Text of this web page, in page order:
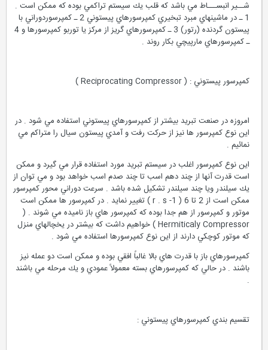
شــير انبســـاط مي باشد كه قلب يك سيستم تراكمي بوده كه ممكن است .
1 ـ در ماشينهاي مبرد تبخيري كمپرسورهاي پيستوني 2 ـ كمپرسوردوراني با
پيستون گردنده (رتور) 3 ـ كمپرسورهاي گريز از مركز يا توربو كمپرسورها و 4
ـ كمپرسورهاي مارپيچي بكار روند .
كمپرسور پيستوني : ( Reciprocating Compressor )
امروزه در صنعت تبريد بيشتر از كمپرسورهاي پيستوني استفاده مي شود . در
اين نوع كمپرسور ها نيز از حركت رفت و آمدي پيستون سيال را متراكم مي
نمائيم .
اين نوع كمپرسور اغلب در سيستم تبريد مورد استفاده قرار مي گيرد و ممكن
است قدرت آنها از چند دهم اسب تا چند صدم اسب خواهد بود و مي توان از
يك سيلندر ويا چند سيلندر تشكيل شده باشد . سرعت دوراني محور كمپرسور
ممكن است از 2 تا 6 ( r . s -1 ) تغيير نمايد . در كمپرسور ها ممكن است
موتور و كمپرسور از هم جدا بوده كه كمپرسور هاي باز ناميده مي شوند . (
Hermiticaly Compressor ) خواهيم داشت كه بيشتر در يخچالهاي منزل
كه موتور كوچكي دارند از اين نوع كمپرسورها استفاده مي شود .
كمپرسورهاي باز با قدرت هاي بالا غالباً افقي بوده و ممكن است دو عمله نيز
باشند . در حالي كه كمپرسورهاي بسته معمولاً عمودي و يك مرحله مي باشند
تقسيم بندي كمپرسورهاي پيستوني :